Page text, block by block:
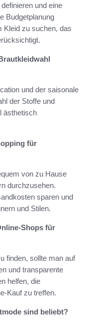
und eine
Budgetplanung
Kleid zu suchen, das
und der saisonale
der Stoffe und
ästhetisch
für
von zu Hause
durchzusehen.
sparen und
und Stilen.
Shops für
finden, sollte man auf
und transparente
helfen, die
Kauf zu treffen.
sind beliebt?